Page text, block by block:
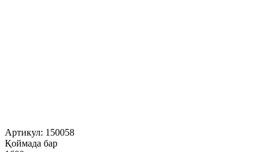
Артикул: 150058
Қоймада бар